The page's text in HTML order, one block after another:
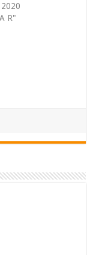
2020
R"